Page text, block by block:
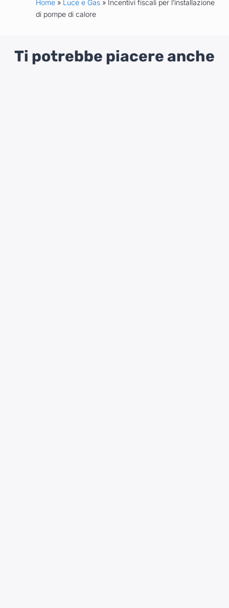
Home» Luce e Gas» Incentivi fiscali per l’installazione
di pompe di calore
Ti potrebbe piacere anche